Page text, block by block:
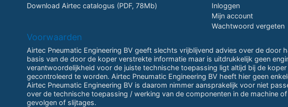
Download Airtec catalogus (PDF, 78Mb)
Inloggen
Mijn account
Wachtwoord vergeten
Voorwaarden
Airtec Pneumatic Engineering BV geeft slechts vrijblijvend advies over de door
basis van de door de koper verstrekte informatie maar is uitdrukkelijk geen
verantwoordelijkheid voor de juiste technische toepassing ligt altijd bij de
gecontroleerd te worden. Airtec Pneumatic Engineering BV heeft hier geen
Airtec Pneumatic Engineering BV is daarom nimmer aansprakelijk voor niet
over de technische toepassing / werking van de componenten in de machine
gevolgen of slijtages.